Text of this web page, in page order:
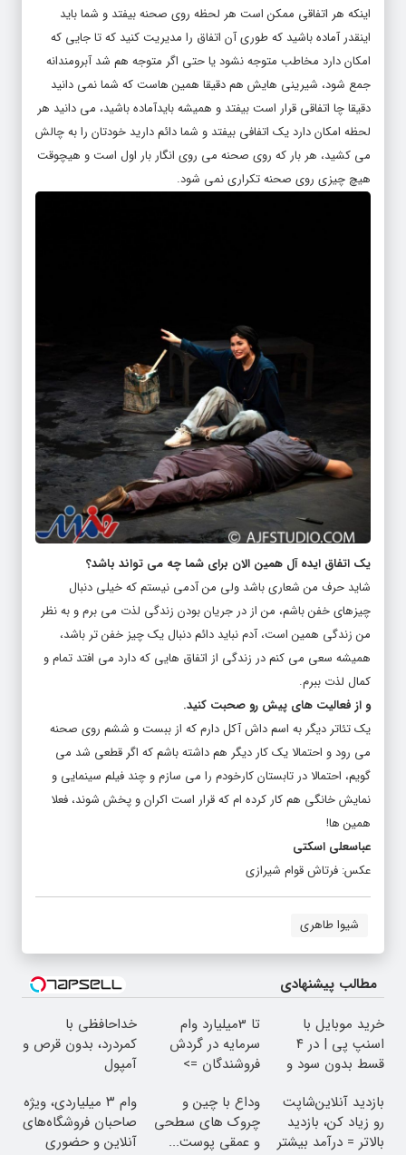
اینکه هر اتفاقی ممکن است هر لحظه روی صحنه بیفتد و شما باید
اینقدر آماده باشید که طوری آن اتفاق را مدیریت کنید که تا جایی که
امکان دارد مخاطب متوجه نشود یا حتی اگر متوجه هم شد آبرومندانه
جمع شود، شیرینی هایش هم دقیقا همین هاست که شما نمی دانید
دقیقا چا اتفاقی قرار است بیفتد و همیشه بایدآماده باشید، می دانید هر
لحظه امکان دارد یک اتفافی بیفتد و شما دائم دارید خودتان را به چالش
می کشید، هر بار که روی صحنه می روی انگار بار اول است و هیچوقت
هیچ چیزی روی صحنه تکراری نمی شود.
یک اتفاق ایده آل همین الان برای شما چه می تواند باشد؟
شاید حرف من شعاری باشد ولی من آدمی نیستم که خیلی دنبال
چیزهای خفن باشم، من از در جریان بودن زندگی لذت می برم و به نظر
من زندگی همین است، آدم نباید دائم دنبال یک چیز خفن تر باشد،
همیشه سعی می کنم در زندگی از اتفاق هایی که دارد می افتد تمام و
کمال لذت ببرم.
و از فعالیت های پیش رو صحبت کنید.
یک تئاتر دیگر به اسم داش آکل دارم که از ببست و ششم روی صحنه
می رود و احتمالا یک کار دیگر هم داشته باشم که اگر قطعی شد می
گویم، احتمالا در تابستان کارخودم را می سازم و چند فیلم سینمایی و
نمایش خانگی هم کار کرده ام که قرار است اکران و پخش شوند، فعلا
همین ها!
عباسعلی اسکتی
عکس: فرتاش قوام شیرازی
شیوا طاهری
مطالب پیشنهادی
خرید موبایل با
اسنپ پی | در ۴
قسط بدون سود و
تا 3میلیارد وام
سرمایه در گردش
فروشندگان =>
کن
خداحافظی با
کمردرد، بدون قرص و
آمپول
بازدید آنلاین‌شاپت
رو زیاد کن، بازدید
بالاتر = درآمد بیشتر
وداع با چین و
چروک های سطحی
و عمقی پوست...
وام ۳ میلیاردی، ویژه
صاحبان فروشگاه‌های
آنلاین و حضوری